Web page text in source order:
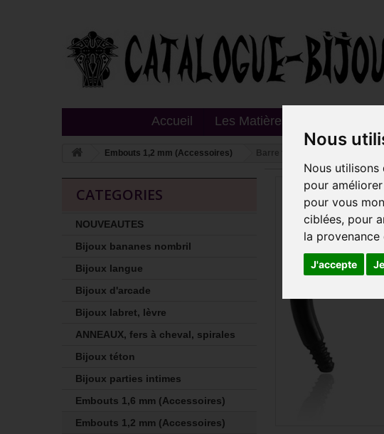
Nous
Nous
pour
pour vous
ciblées, pour
la provenance
J'accepte
Accueil Les Matières
Embouts 1,2 mm (Accessoires) Barre fer à cheval acier noir à
CATEGORIES
NOUVEAUTES
Bijoux bananes nombril
Bijoux langue
Bijoux d'arcade
Bijoux labret, lèvre
ANNEAUX, fers à cheval, spirales
Bijoux téton
Bijoux parties intimes
Embouts 1,6 mm (Accessoires)
Embouts 1,2 mm (Accessoires)